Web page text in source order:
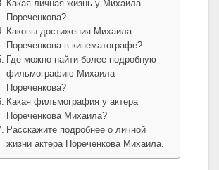
Какая личная жизнь у Михаила
Пореченкова?
Каковы достижения Михаила
Пореченкова в кинематографе?
Где можно найти более подробную
фильмографию Михаила
Пореченкова?
Какая фильмография у актера
Пореченкова Михаила?
Расскажите подробнее о личной
жизни актера Пореченкова Михаила.